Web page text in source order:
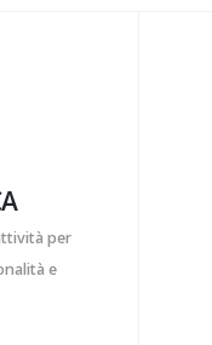
per
e